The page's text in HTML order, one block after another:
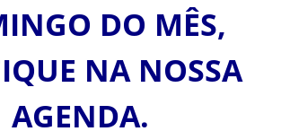
DO MÊS,
NA NOSSA
AGENDA.